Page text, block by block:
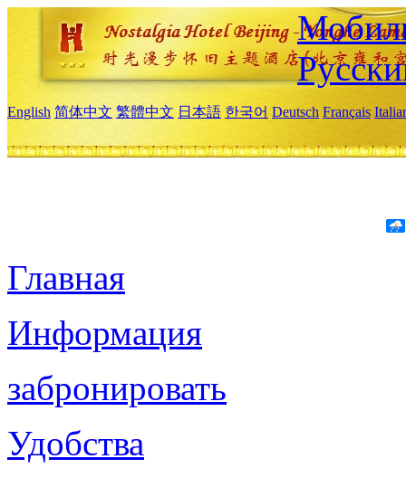
English 简体中文 繁體中文 日本語 한국어 Deutsch Français
Главная
Информация
забронировать
Удобства